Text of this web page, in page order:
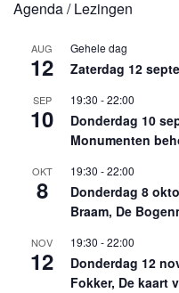
Agenda / Lezingen
AUG
12
Gehele dag
Zaterdag 12
SEP
10
19:30 -22:00
Donderdag 10
Monumenten
OKT
8
19:30 -22:00
Donderdag 8
Braam, De
NOV
12
19:30 -22:00
Donderdag 12
Fokker, De kaart